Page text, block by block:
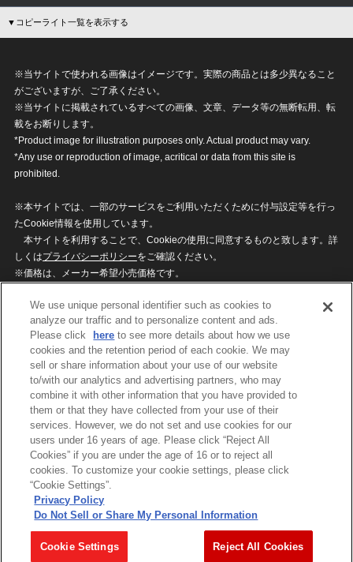
▼コピーライト一覧を表示する
※当サイトで使われる画像はイメージです。実際の商品とは多少異なること
がございますが、ご了承ください。
※当サイトに掲載されているすべての画像、文章、データ等の無断転用、転
載をお断りします。
*Product image for illustration purposes only. Actual product may vary.
*Any use or reproduction of image, acritical or data from this site is
prohibited.
※本サイトでは、一部のサービスをご利用いただくために付与設定等を行っ
たCookie情報を使用しています。
本サイトを利用することで、Cookieの使用に同意するものと致します。詳
しくはプライバシーポリシーをご確認ください。
※価格は、メーカー希望小売価格です。
ざいますのでご了承ください。
privacypolicy
Do Not Sell or Share My
Personal Information
ウェブサイトご利用条件
ソーシャルメディアポリシー
個人情報保護方針
お問い合わせ
©BANDAI
コピーライト一覧を表示する
We use unique personal identifier such as cookies to
analyze our traffic and to personalize content and ads.
Please click
here to see more details about how we use
cookies and the retention period of each cookie. We may
sell or share information about your use of our website
to/with our analytics and advertising partners, who may
combine it with other information that you have provided to
them or that they have collected from your use of their
services. However, we do not set and use cookies for our
users under 16 years of age. Please click “Reject All
Cookies” if you are under the age of 16 or to reject all
cookies. To customize your cookie settings, please click
“Cookie Settings”.
Privacy Policy
Do Not Sell or Share My Personal Information
Cookie Settings Reject All Cookies